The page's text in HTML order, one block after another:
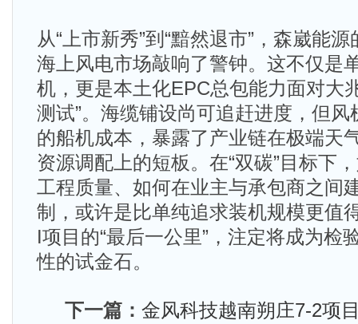
从“上市新秀”到“黯然退市”，森崴能
海上风电市场敲响了警钟。这不仅是
机，更是本土化EPC总包能力面对大
测试”。海缆铺设尚可追赶进度，但
的船机成本，暴露了产业链在极端天
资源调配上的短板。在“双碳”目标下
工程质量、如何在业主与承包商之间
制，或许是比单纯追求装机规模更值
I项目的“最后一公里”，注定将成为检
性的试金石。
下一篇： 金风科技越南朔庄7-2项